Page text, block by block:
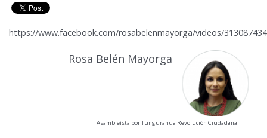
PRENSA
RELACIONES INTERNACIONALES
https://www.facebook.com/rosabelenmayorga/videos/
Rosa Belén Mayorga
Asambleísta por Tungurahua Revolución Ciudadana